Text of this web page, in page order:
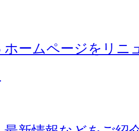
ホームページをリニ